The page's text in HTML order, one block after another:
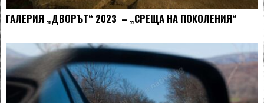
ГАЛЕРИЯ „ДВОРЪТ“ 2023 – „СРЕЩА НА ПОКОЛЕНИЯ“